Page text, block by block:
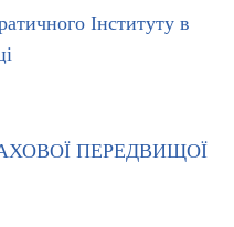
Інституту в
ПЕРЕДВИЩОЇ